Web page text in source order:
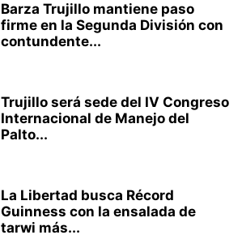
Barza Trujillo mantiene paso
firme en la Segunda División con
contundente...
Trujillo será sede del IV Congreso
Internacional de Manejo del
Palto...
La Libertad busca Récord
Guinness con la ensalada de
tarwi más...